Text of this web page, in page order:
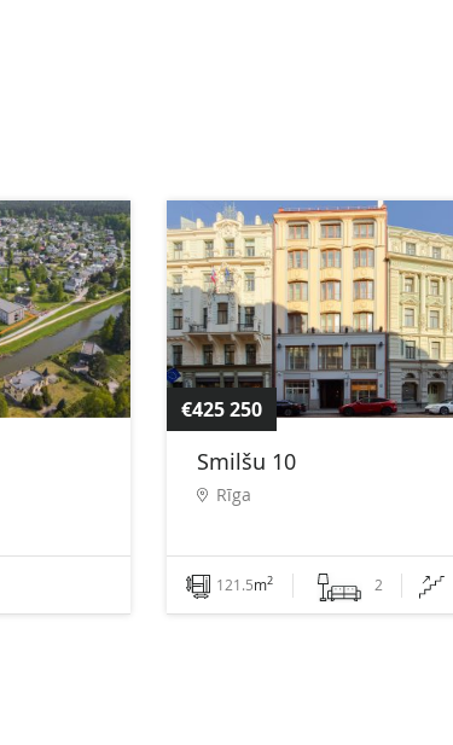
€425 250
Smilšu 10
Rīga
121.5m2 2